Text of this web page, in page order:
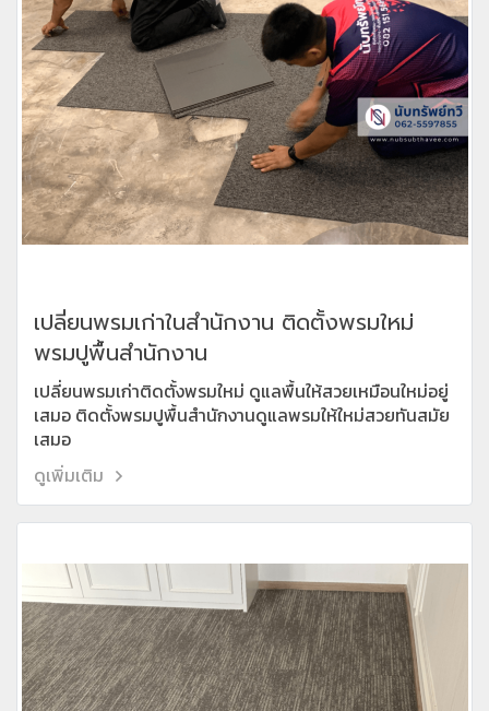
เปลี่ยนพรมเก่าในสำนักงาน ติดตั้งพรมใหม่
พรมปูพื้นสำนักงาน
เปลี่ยนพรมเก่าติดตั้งพรมใหม่ ดูแลพื้นให้สวยเหมือนใหม่อยู่
เสมอ ติดตั้งพรมปูพื้นสำนักงานดูแลพรมให้ใหม่สวยทันสมัย
เสมอ
ดูเพิ่มเติม